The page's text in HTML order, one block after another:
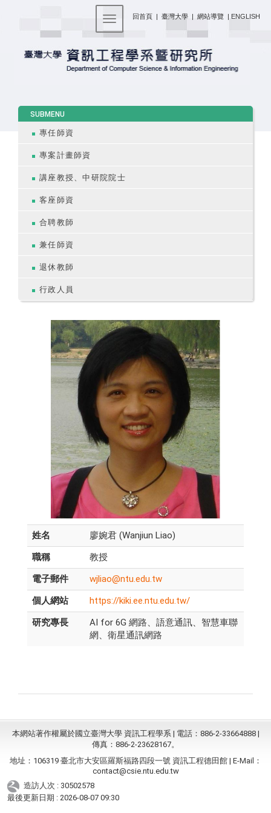
回首頁 | 臺灣大學 | 網站導覽 | ENGLISH
Toggle navigation
SUBMENU
專任師資
專案計畫師資
講座教授、中研院院士
客座師資
合聘教師
兼任師資
退休教師
行政人員
姓名
廖婉君 (Wanjiun Liao)
職稱
教授
電子郵件
wjliao@ntu.edu.tw
個人網站
https://kiki.ee.ntu.edu.tw/
研究專長
AI for 6G 網路、語意通訊、智慧車聯
網、衛星通訊網路
本網站著作權屬於國立臺灣大學 資訊工程學系 | 電話：886-2-33664888 |
傳真：886-2-23628167。
地址：106319 臺北市大安區羅斯福路四段一號 資訊工程德田館 | E-Mail：
contact@csie.ntu.edu.tw
造訪人次 : 30502578
最後更新日期 : 2026-08-07 09:30